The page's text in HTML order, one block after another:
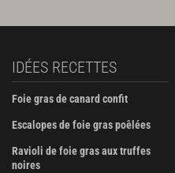
IDÉES RECETTES
Foie gras de canard confit
Escalopes de foie gras poêlées
Ravioli de foie gras aux truffes
noires